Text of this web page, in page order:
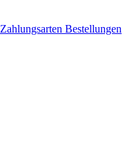
Zahlungsarten Bestellungen